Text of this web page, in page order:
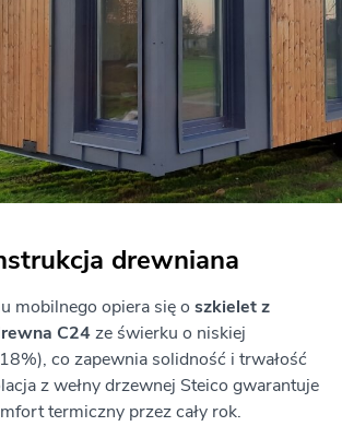
drewniana
mobilnego opiera się o szkielet z
C24ze świerku o niskiej
co zapewnia solidność i trwałość
z wełny drzewnej Steico gwarantuje
termiczny przez cały rok.